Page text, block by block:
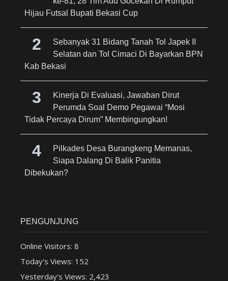
Hijau Futsal Bupati Bekasi Cup
Sebanyak 31 Bidang Tanah Tol Japek II
Selatan dan Tol Cimaci Di Bayarkan BPN
Kab Bekasi
Kinerja Di Evaluasi, Jawaban Dirut
Perumda Soal Demo Pegawai “Mosi
Tidak Percaya Dirum” Membingungkan!
Pilkades Desa Burangkeng Memanas,
Siapa Dalang Di Balik Panitia
Dibekukan?
PENGUNJUNG
Online Visitors: 8
Today's Views: 152
Yesterday's Views: 2,423